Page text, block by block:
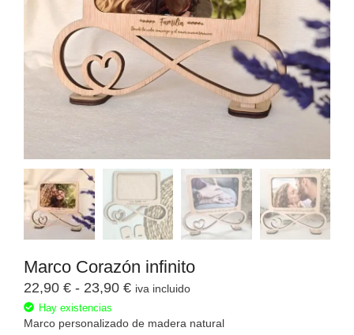
Marco Corazón infinito
22,90 € - 23,90 € iva incluido
Hay existencias
Marco personalizado de madera natural